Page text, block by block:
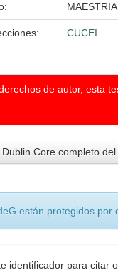
CUCEI
de autor, esta
Core completo
están protegidos por
identificador para citar